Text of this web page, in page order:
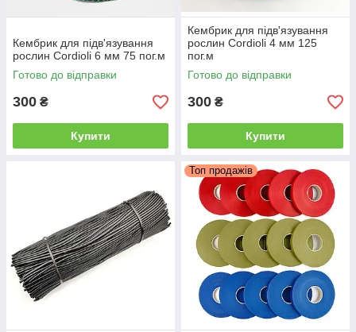
Кембрик для підв'язування
рослин Cordioli 6 мм 75 пог.м
Готово до відправки
300 ₴
Купити
Кембрик для підв'язування
рослин Cordioli 4 мм 125
пог.м
Готово до відправки
300 ₴
Купити
Топ продажів